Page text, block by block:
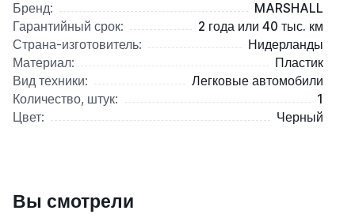
Бренд:
MARSHALL
Гарантийный срок:
2 года или 40 тыс. км
Страна-изготовитель:
Нидерланды
Материал:
Пластик
Вид техники:
Легковые автомобили
Количество, штук:
1
Цвет:
Черный
Вы смотрели